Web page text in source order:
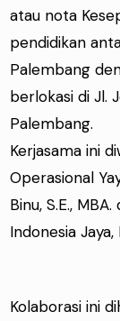
atau nota
pendidikan
Palembang
berlokasi di Jl.
Palembang.
Kerjasama ini
Operasional
Binu, S.E.,
Indonesia Jaya,
Kolaborasi ini